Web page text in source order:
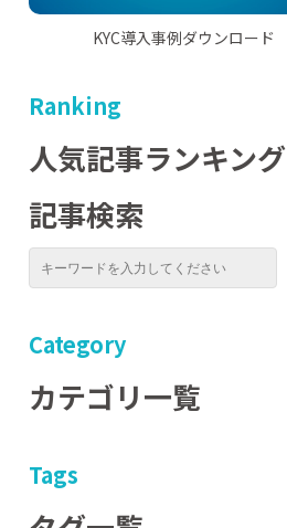
KYC導入事例ダウンロード
Ranking
人気記事ランキング
記事検索
Category
カテゴリ一覧
Tags